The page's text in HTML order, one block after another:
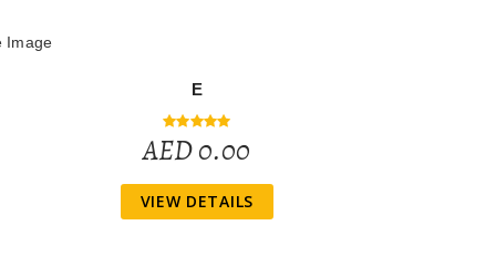
E
AED 0.00
VIEW DETAILS